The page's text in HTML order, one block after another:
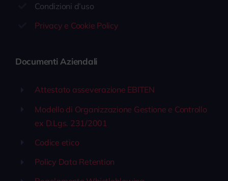
Condizioni d’uso
Privacy e Cookie Policy
Documenti Aziendali
Attestato asseverazione EBITEN
Modello di Organizzazione Gestione e Controllo
ex D.Lgs. 231/2001
Codice etico
Policy Data Retention